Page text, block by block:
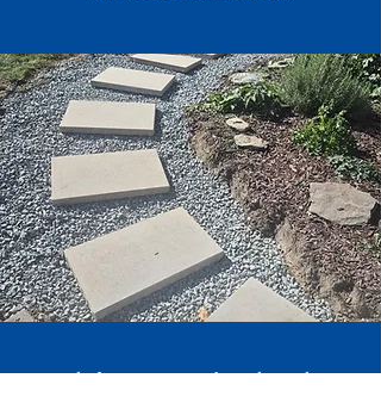
Prévient les coûts élevés